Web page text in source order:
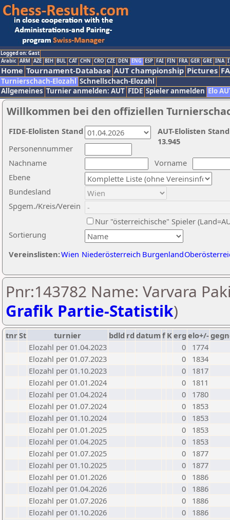
Logged on: Gast
Arabic ARM AZE BIH BUL CAT CHN CRO CZE DEN ENG ESP FAI FIN FRA GER GRE INA
Home Tournament-Database AUT championship Pictures
Turnierschach-Elozahl Schnellschach-Elozahl
Allgemeines Turnier anmelden: AUT FIDE Spieler anmelden Elo
Willkommen bei den offiziellen
Nachname
Vorname
Ebene
Sortierung
Personennummer
Bundesland
Spgem./Kreis/Verein
Nur "österreichische" Spieler
Vereinslisten:Wien Niederösterreich Burgenland
AUT-Elolisten
13.945
FIDE-Elolisten Stand
Pnr:143782 Name: Varvara
Grafik Partie-Statistik)
tnrSt turnier bdld rd datumf Kerg elo+/-
Elozahl per 01.04.2023
0
1774
Elozahl per 01.07.2023
0
1834
Elozahl per 01.10.2023
0
1817
Elozahl per 01.01.2024
0
1811
Elozahl per 01.04.2024
0
1780
Elozahl per 01.07.2024
0
1853
Elozahl per 01.10.2024
0
1853
Elozahl per 01.01.2025
0
1853
Elozahl per 01.04.2025
0
1853
Elozahl per 01.07.2025
0
1877
Elozahl per 01.10.2025
0
1877
Elozahl per 01.01.2026
0
1886
Elozahl per 01.04.2026
0
1886
Elozahl per 01.07.2026
0
1886
Elozahl per 01.10.2026
0 1886